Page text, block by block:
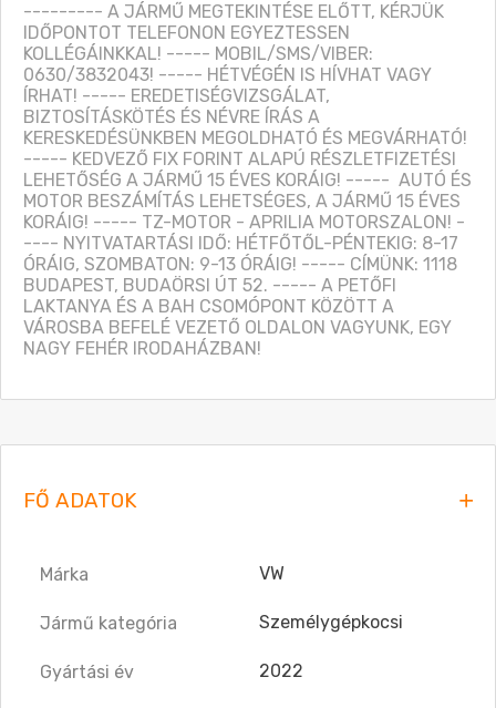
--------- A JÁRMŰ MEGTEKINTÉSE ELŐTT, KÉRJÜK
IDŐPONTOT TELEFONON EGYEZTESSEN
KOLLÉGÁINKKAL! ----- MOBIL/SMS/VIBER:
0630/3832043! ----- HÉTVÉGÉN IS HÍVHAT VAGY
ÍRHAT! ----- EREDETISÉGVIZSGÁLAT,
BIZTOSÍTÁSKÖTÉS ÉS NÉVRE ÍRÁS A
KERESKEDÉSÜNKBEN MEGOLDHATÓ ÉS MEGVÁRHATÓ!
----- KEDVEZŐ FIX FORINT ALAPÚ RÉSZLETFIZETÉSI
LEHETŐSÉG A JÁRMŰ 15 ÉVES KORÁIG! -----  AUTÓ ÉS
MOTOR BESZÁMÍTÁS LEHETSÉGES, A JÁRMŰ 15 ÉVES
KORÁIG! ----- TZ-MOTOR - APRILIA MOTORSZALON! -
---- NYITVATARTÁSI IDŐ: HÉTFŐTŐL-PÉNTEKIG: 8-17
ÓRÁIG, SZOMBATON: 9-13 ÓRÁIG! ----- CÍMÜNK: 1118
BUDAPEST, BUDAÖRSI ÚT 52. ----- A PETŐFI
LAKTANYA ÉS A BAH CSOMÓPONT KÖZÖTT A
VÁROSBA BEFELÉ VEZETŐ OLDALON VAGYUNK, EGY
NAGY FEHÉR IRODAHÁZBAN!
FŐ ADATOK
Márka VW
Jármű kategória Személygépkocsi
Gyártási év 2022